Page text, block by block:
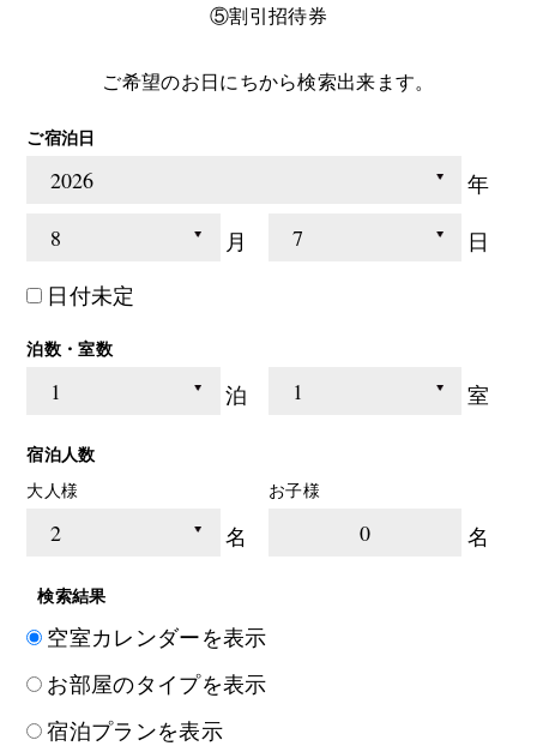
⑤割引招待券
ご希望のお日にちから検索出来ます。
ご宿泊日
年
月
日
日付未定
泊数・室数
泊 室
宿泊人数
大人様
名
お子様
0 名
検索結果
空室カレンダーを表示
お部屋のタイプを表示
宿泊プランを表示